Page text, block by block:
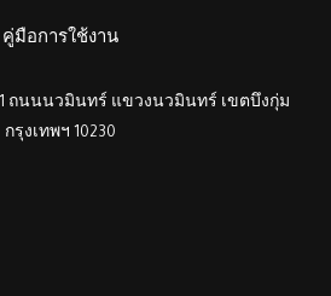
คู่มือการใช้งาน
ถนนนวมินทร์ แขวงนวมินทร์ เขตบึงกุ่ม
กรุงเทพฯ 10230